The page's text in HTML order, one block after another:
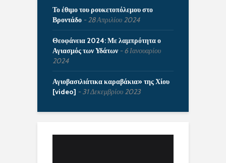
Το έθιμο του ρουκετοπόλεμου στο
Βροντάδο
28 Απριλίου 2024
Θεοφάνεια 2024: Με λαμπρότητα ο
Αγιασμός των Υδάτων
6 Ιανουαρίου
2024
Αγιοβασιλιάτικα καραβάκια» της Χίου
[video]
31 Δεκεμβρίου 2023